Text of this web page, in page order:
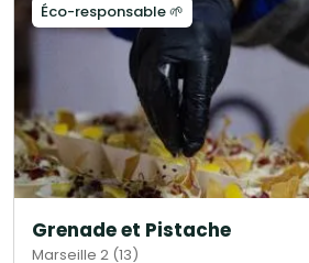
Éco-responsable 🌱
Grenade et Pistache
Marseille 2 (13)